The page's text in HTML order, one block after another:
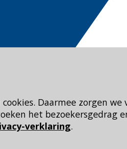
Daarmee zorgen
het bezoekersgedrag
verklaring.